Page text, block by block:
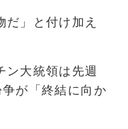
だ」と付け加え
ン大統領は先週
が「終結に向か